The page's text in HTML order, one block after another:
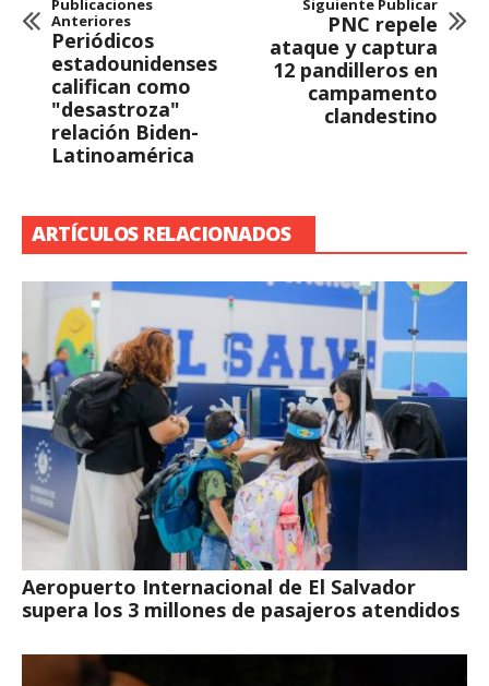
Publicaciones
Anteriores
Periódicos
estadounidenses
califican como
"desastroza"
relación Biden-
Latinoamérica
Siguiente Publicar
PNC repele
ataque y captura
12 pandilleros en
campamento
clandestino
ARTÍCULOS RELACIONADOS
Aeropuerto Internacional de El Salvador
supera los 3 millones de pasajeros atendidos